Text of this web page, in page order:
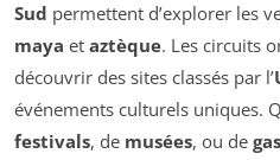
Sud permettent d’explorer les
maya et aztèque. Les circuits
découvrir des sites classés par l’
événements culturels uniques.
festivals, de musées, ou de